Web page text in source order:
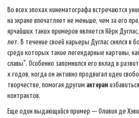
Во всех эпохах кинематографа встречаются
на экране впечатляет не меньше, чем за его
ярчайших таких примеров является Кёрк
лет. В течение своей карьеры Дуглас снялся в
среди которых такие легендарные картины,
славы". Особенно запомнился его вклад в
х годов, когда он активно продвигал идеи
творчестве, помогая другим актерам
контрактов.
Еще один выдающийся пример — Оливия де